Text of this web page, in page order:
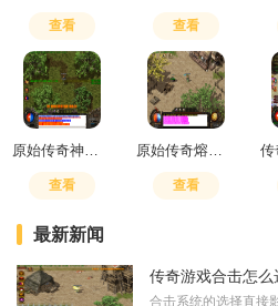
查看 查看
原始传奇神秘之石用处是什么
查看
原始传奇熔炉在哪
查看
最新新闻
传奇游戏合击怎么